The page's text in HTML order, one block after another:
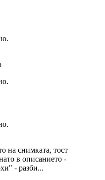
на снимката, тост
в описанието -
- разби...